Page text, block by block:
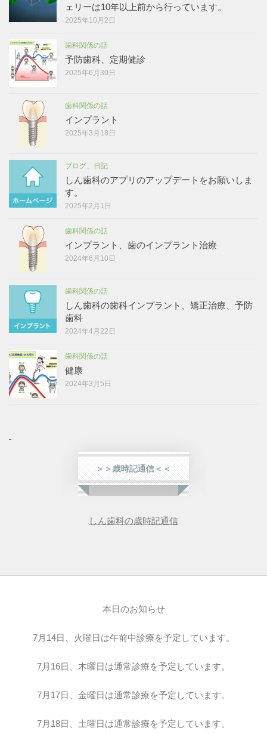
ェリーは10年以上前から行っています。
2025年10月2日
歯科関係の話
予防歯科、定期健診
2025年6月30日
歯科関係の話
インプラント
2025年3月18日
ブログ、日記
しん歯科のアプリのアップデートをお願いしま
す。
2025年2月1日
歯科関係の話
インプラント、歯のインプラント治療
2024年6月10日
歯科関係の話
しん歯科の歯科インプラント、矯正治療、予防
歯科
2024年4月22日
歯科関係の話
健康
2024年3月5日
＞＞歳時記通信＜＜
しん歯科の歳時記通信
本日のお知らせ
7月14日、火曜日は午前中診療を予定しています。
7月16日、木曜日は通常診療を予定しています。
7月17日、金曜日は通常診療を予定しています。
7月18日、土曜日は通常診療を予定しています。